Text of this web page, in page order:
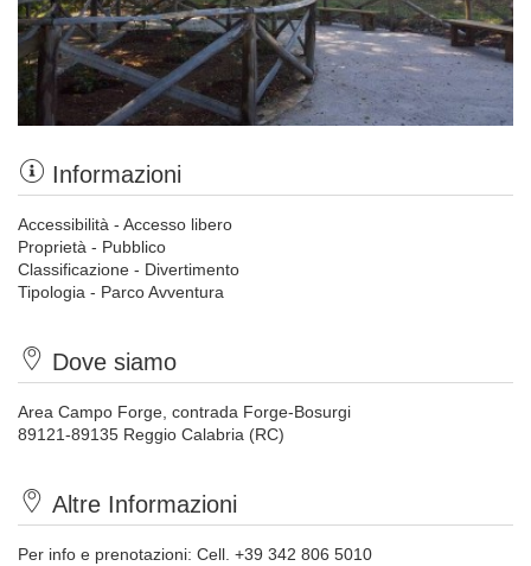
Informazioni
Accessibilità - Accesso libero
Proprietà - Pubblico
Classificazione - Divertimento
Tipologia - Parco Avventura
Dove siamo
Area Campo Forge, contrada Forge-Bosurgi
89121-89135 Reggio Calabria (RC)
Altre Informazioni
Per info e prenotazioni: Cell. +39 342 806 5010